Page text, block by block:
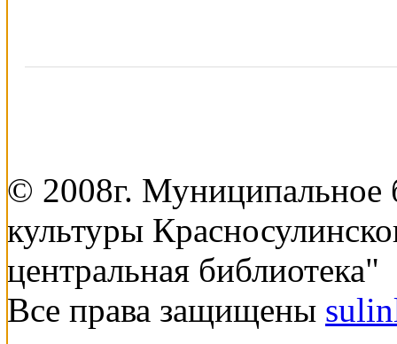
© 2008г. Муниципальное
культуры
центральная библиотека"
Все права защищены